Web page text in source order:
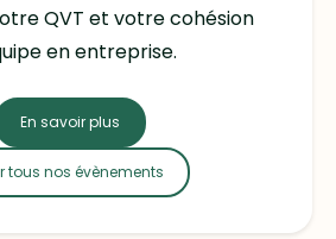
QVT et votre cohésion
en entreprise.
En savoir plus
tous nos évènements